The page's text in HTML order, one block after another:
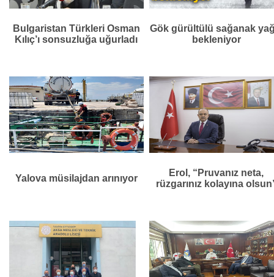
Bulgaristan Türkleri Osman
Kılıç’ı sonsuzluğa uğurladı
Gök gürültülü sağanak
bekleniyor
Yalova müsilajdan arınıyor
Erol, “Pruvanız neta,
rüzgarınız kolayına